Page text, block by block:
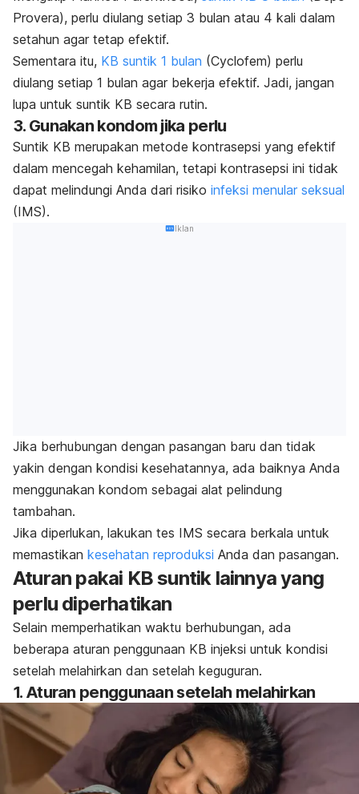
Provera), perlu diulang setiap 3 bulan atau 4 kali dalam
setahun agar tetap efektif.
Sementara itu, KB suntik 1 bulan (Cyclofem) perlu
diulang setiap 1 bulan agar bekerja efektif. Jadi, jangan
lupa untuk suntik KB secara rutin.
3. Gunakan kondom jika perlu
Suntik KB merupakan metode kontrasepsi yang efektif
dalam mencegah kehamilan, tetapi kontrasepsi ini tidak
dapat melindungi Anda dari risiko infeksi menular seksual
(IMS).
Iklan
Jika berhubungan dengan pasangan baru dan tidak
yakin dengan kondisi kesehatannya, ada baiknya Anda
menggunakan kondom sebagai alat pelindung
tambahan.
Jika diperlukan, lakukan tes IMS secara berkala untuk
memastikan kesehatan reproduksi Anda dan pasangan.
Aturan pakai KB suntik lainnya yang
perlu diperhatikan
Selain memperhatikan waktu berhubungan, ada
beberapa aturan penggunaan KB injeksi untuk kondisi
setelah melahirkan dan setelah keguguran.
1. Aturan penggunaan setelah melahirkan